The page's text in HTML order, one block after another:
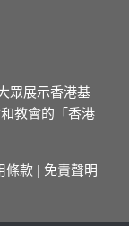
眾展示香港基
教會的「香港
條款 | 免責聲明